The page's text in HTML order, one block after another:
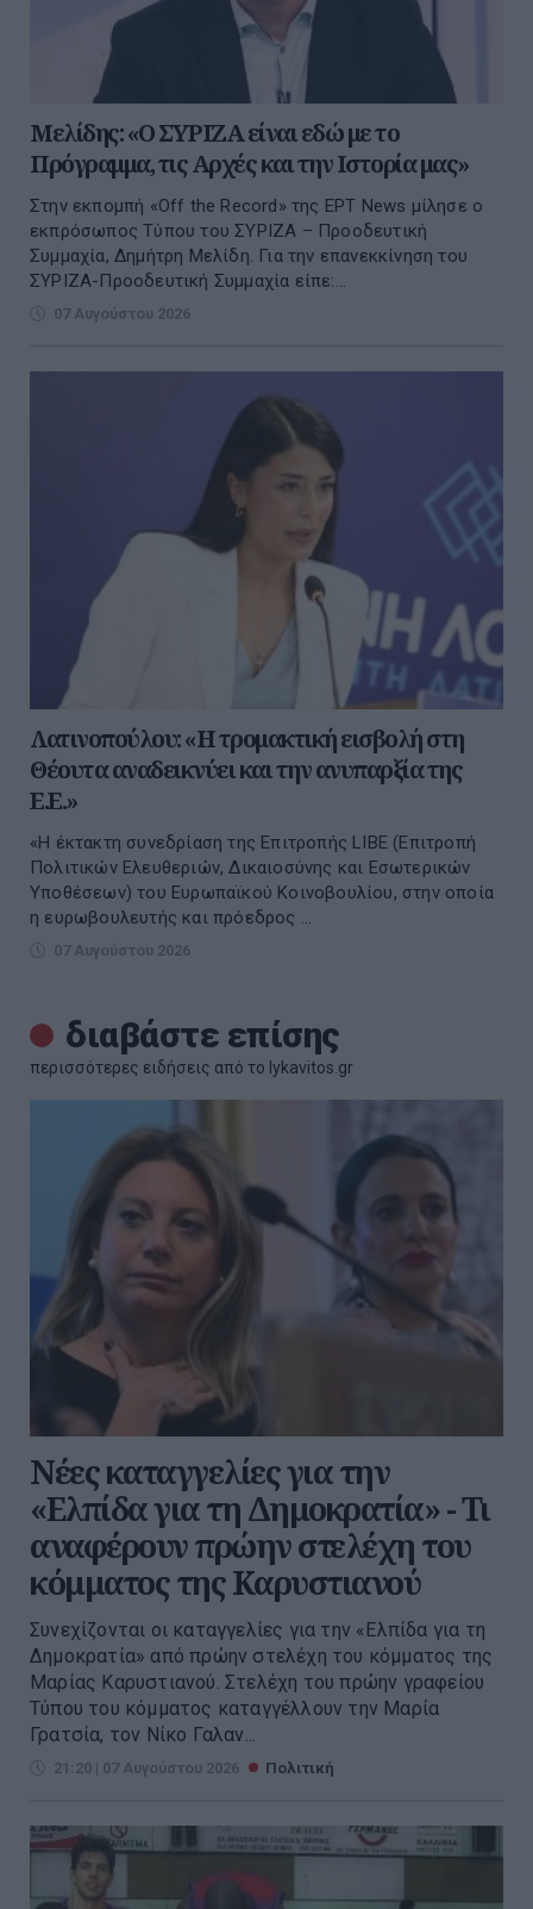
Μελίδης: «Ο ΣΥΡΙΖΑ είναι εδώ με το
Πρόγραμμα, τις Αρχές και την Ιστορία μας»
Στην εκπομπή «Off the Record» της ΕΡΤ News μίλησε ο
εκπρόσωπος Τύπου του ΣΥΡΙΖΑ – Προοδευτική
Συμμαχία, Δημήτρη Μελίδη. Για την επανεκκίνηση του
ΣΥΡΙΖΑ-Προοδευτική Συμμαχία είπε:...
07 Αυγούστου 2026
Λατινοπούλου: «Η τρομακτική εισβολή στη
Θέουτα αναδεικνύει και την ανυπαρξία της
Ε.Ε.»
«Η έκτακτη συνεδρίαση της Επιτροπής LIBE (Επιτροπή
Πολιτικών Ελευθεριών, Δικαιοσύνης και Εσωτερικών
Υποθέσεων) του Ευρωπαϊκού Κοινοβουλίου, στην οποία
η ευρωβουλευτής και πρόεδρος ...
07 Αυγούστου 2026
διαβάστε επίσης
περισσότερες ειδήσεις από το lykavitos.gr
Νέες καταγγελίες για την
«Ελπίδα για τη Δημοκρατία» - Τι
αναφέρουν πρώην στελέχη του
κόμματος της Καρυστιανού
Συνεχίζονται οι καταγγελίες για την «Ελπίδα για τη
Δημοκρατία» από πρώην στελέχη του κόμματος της
Μαρίας Καρυστιανού. Στελέχη του πρώην γραφείου
Τύπου του κόμματος καταγγέλλουν την Μαρία
Γρατσία, τον Νίκο Γαλαν...
21:20 | 07 Αυγούστου 2026 Πολιτική